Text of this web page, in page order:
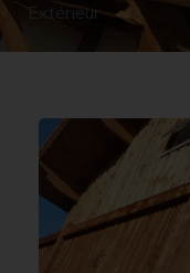
Extérieur